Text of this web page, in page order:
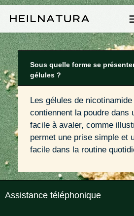
Sous quelle forme se
gélules ?
Les gélules de
contiennent la poudre dans
facile à avaler, comme
permet une prise simple et
facile dans la routine
Assistance téléphonique